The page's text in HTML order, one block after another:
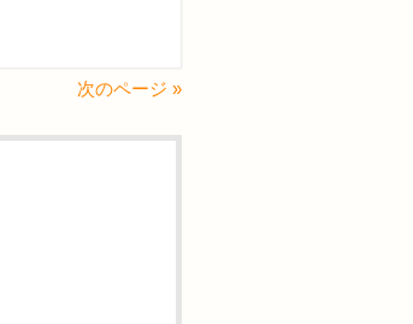
次のページ »